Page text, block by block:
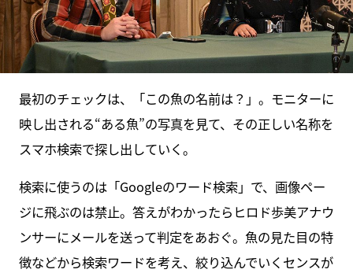
最初のチェックは、「この魚の名前は？」。モニターに
映し出される“ある魚”の写真を見て、その正しい名称を
スマホ検索で探し出していく。
検索に使うのは「Googleのワード検索」で、画像ペー
ジに飛ぶのは禁止。答えがわかったらヒロド歩美アナウ
ンサーにメールを送って判定をあおぐ。魚の見た目の特
徴などから検索ワードを考え、絞り込んでいくセンスが